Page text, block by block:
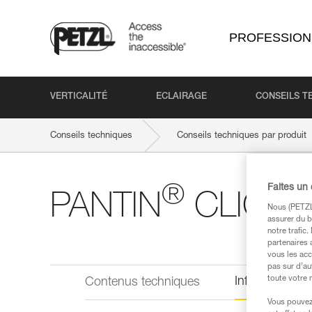
VERTICALITÉ ECLAIRAGE CONSEILS
Conseils techniques Conseils techniques par produit
PANTIN® CLICK
Contenus techniques Informations
Faites un
Nous
assurer du
notre trafic.
partenaires
vous les
pas sur
toute votre
Vous